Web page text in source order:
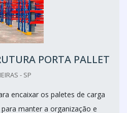
PORTA PALLET
- SP
encaixar os paletes de carga
manter a organização e